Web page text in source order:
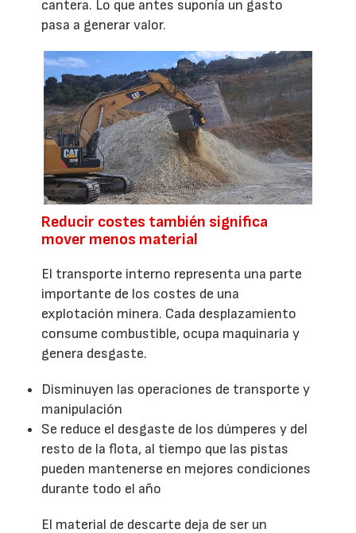
cantera. Lo que antes suponía un gasto
pasa a generar valor.
Reducir costes también significa
mover menos material
El transporte interno representa una parte
importante de los costes de una
explotación minera. Cada desplazamiento
consume combustible, ocupa maquinaria y
genera desgaste.
Disminuyen las operaciones de transporte y
manipulación
Se reduce el desgaste de los dúmperes y del
resto de la flota, al tiempo que las pistas
pueden mantenerse en mejores condiciones
durante todo el año
El material de descarte deja de ser un